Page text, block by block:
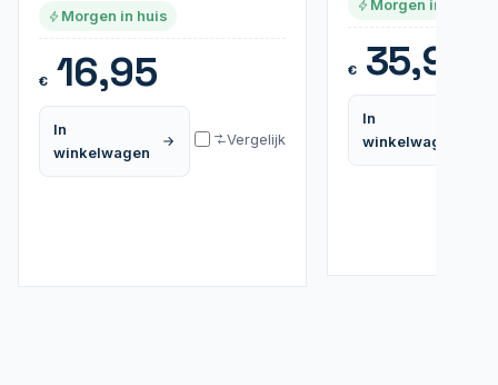
Morgen in huis
€16,95
In
winkelwagen
Vergelijk
Morgen in huis
€35,95
In
winkelwagen